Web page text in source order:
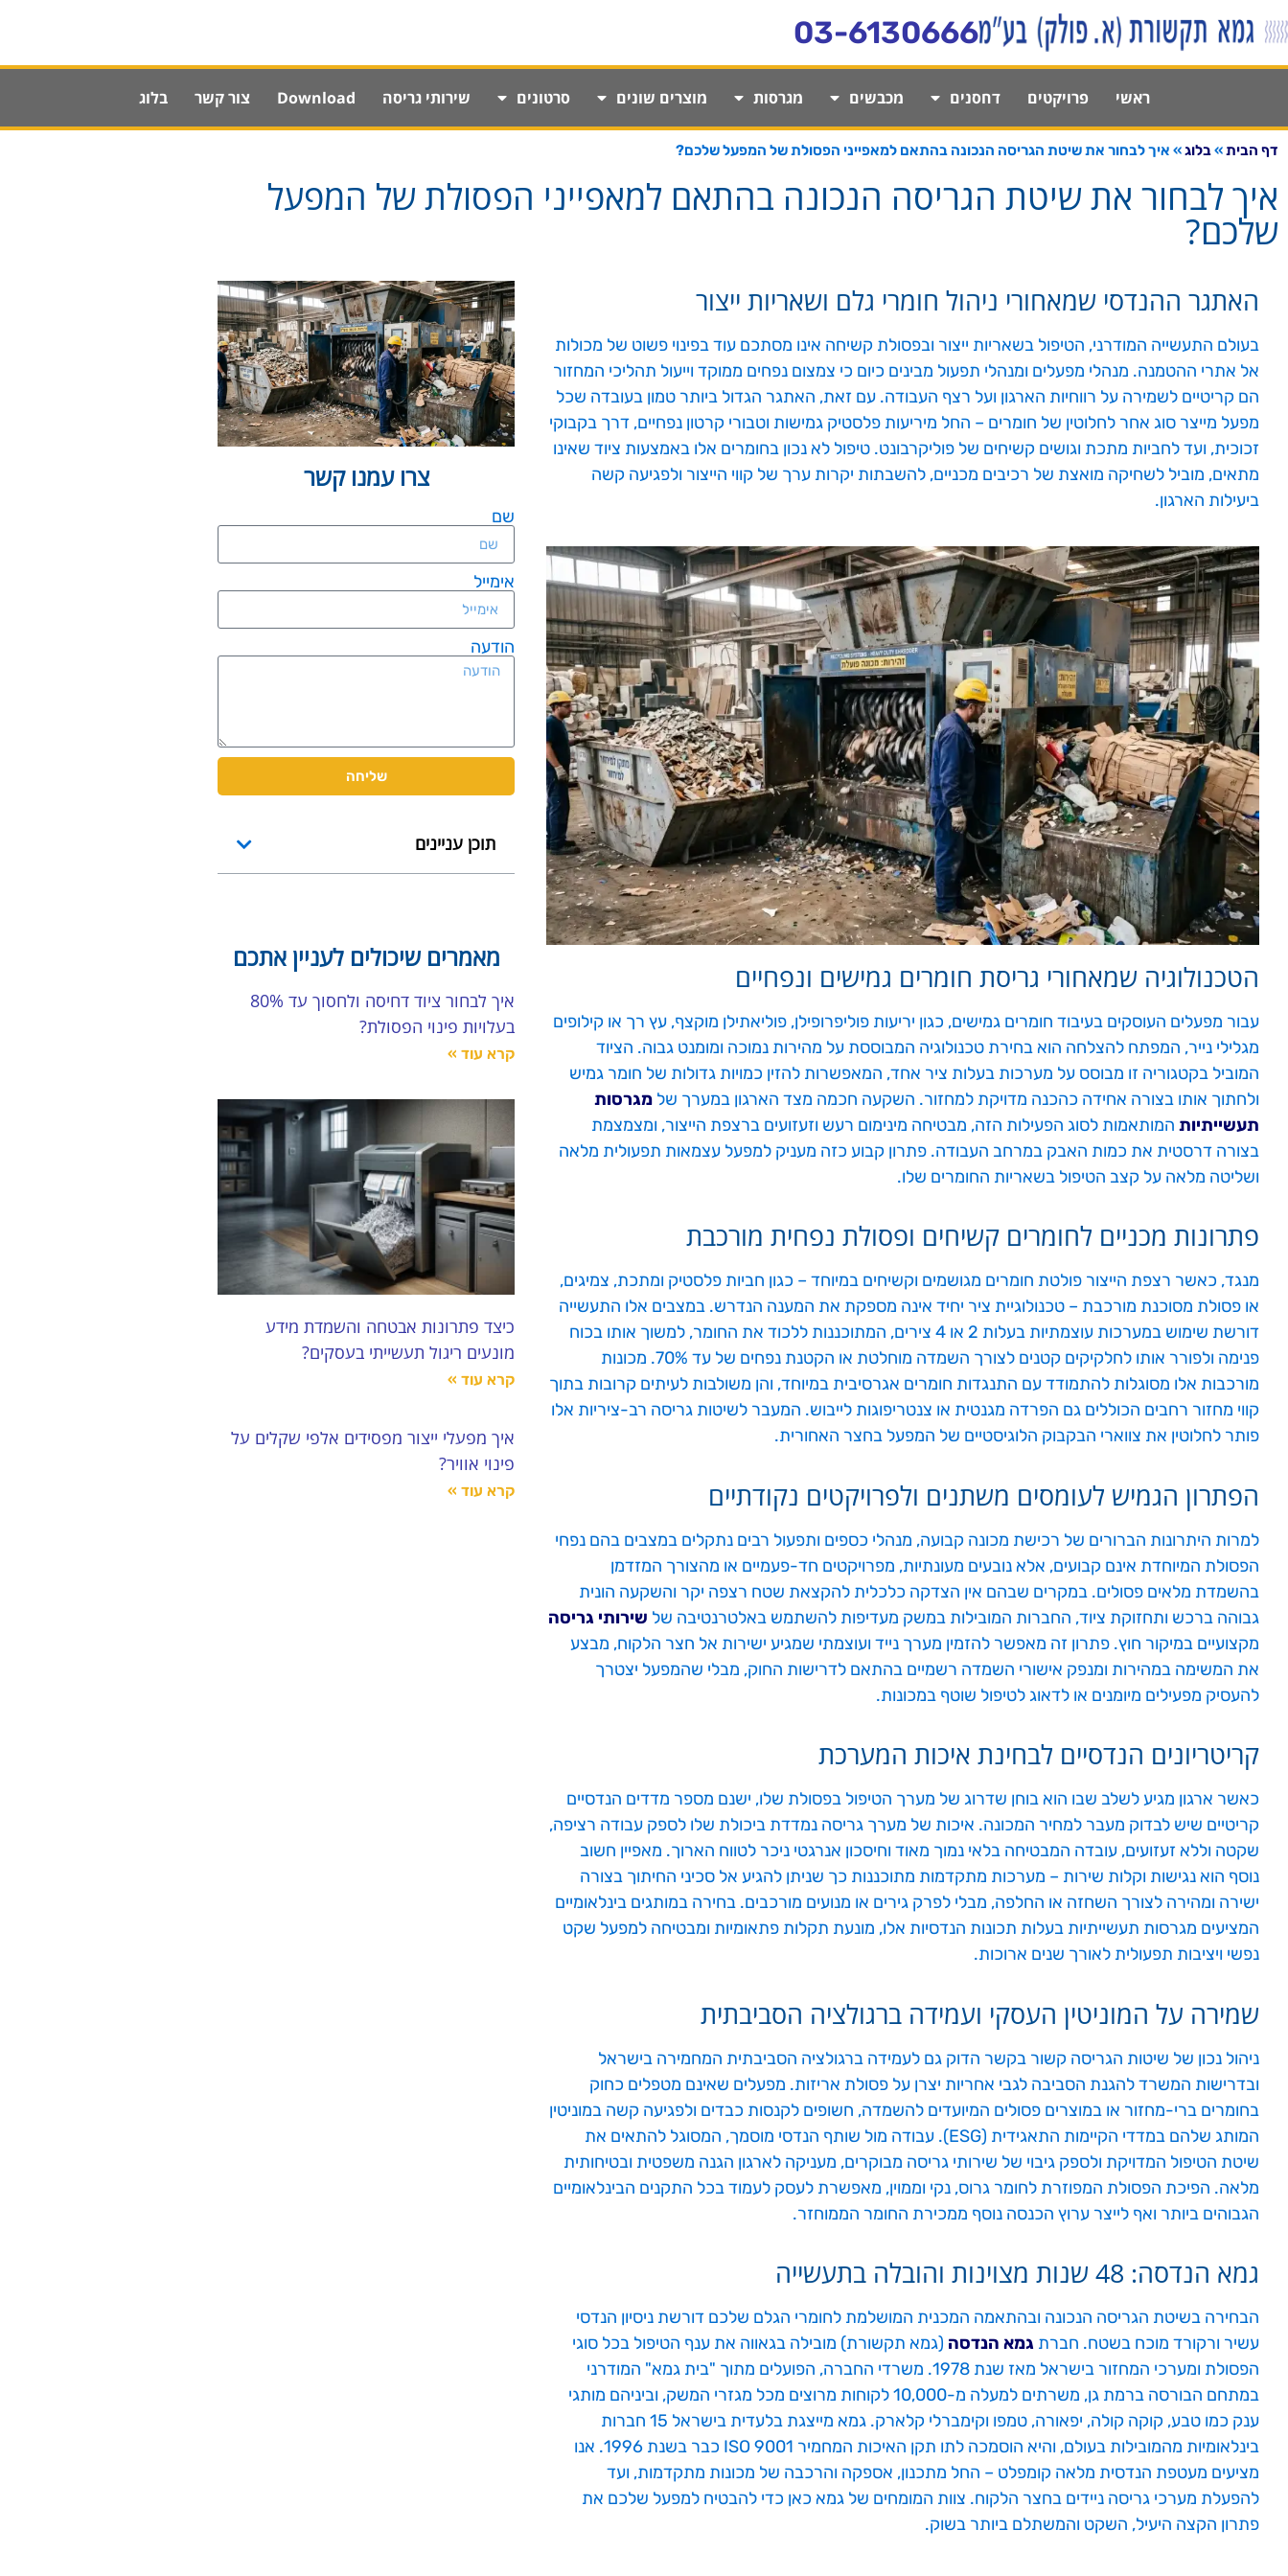
03-6130666
ראשי פרויקטים דחסנים מכבשים מגרסות מוצרים שונים סרטונים שירותי גריסה Download צור קשר בלוג
דף הבית»בלוג» איך לבחור את שיטת הגריסה הנכונה בהתאם למאפייני הפסולת של המפעל שלכם?
איך לבחור את שיטת הגריסה הנכונה בהתאם למאפייני הפסולת של המפעל
שלכם?
האתגר ההנדסי שמאחורי ניהול חומרי גלם ושאריות ייצור
בעולם התעשייה המודרני, הטיפול בשאריות ייצור ובפסולת קשיחה אינו מסתכם עוד בפינוי פשוט של מכולות
אל אתרי ההטמנה. מנהלי מפעלים ומנהלי תפעול מבינים כיום כי צמצום נפחים ממוקד וייעול תהליכי המחזור
הם קריטיים לשמירה על רווחיות הארגון ועל רצף העבודה. עם זאת, האתגר הגדול ביותר טמון בעובדה שכל
מפעל מייצר סוג אחר לחלוטין של חומרים – החל מיריעות פלסטיק גמישות וטבורי קרטון נפחיים, דרך בקבוקי
זכוכית, ועד לחביות מתכת וגושים קשיחים של פוליקרבונט. טיפול לא נכון בחומרים אלו באמצעות ציוד שאינו
מתאים, מוביל לשחיקה מואצת של רכיבים מכניים, להשבתות יקרות ערך של קווי הייצור ולפגיעה קשה
ביעילות הארגון.
הטכנולוגיה שמאחורי גריסת חומרים גמישים ונפחיים
עבור מפעלים העוסקים בעיבוד חומרים גמישים, כגון יריעות פוליפרופילן, פוליאתילן מוקצף, עץ רך או קילופים
מגלילי נייר, המפתח להצלחה הוא בחירת טכנולוגיה המבוססת על מהירות נמוכה ומומנט גבוה. הציוד
המוביל בקטגוריה זו מבוסס על מערכות בעלות ציר אחד, המאפשרות להזין כמויות גדולות של חומר גמיש
ולחתוך אותו בצורה אחידה כהכנה מדויקת למחזור. השקעה חכמה מצד הארגון במערך של מגרסות
תעשייתיות המותאמות לסוג הפעילות הזה, מבטיחה מינימום רעש וזעזועים ברצפת הייצור, ומצמצמת
בצורה דרסטית את כמות האבק במרחב העבודה. פתרון קבוע כזה מעניק למפעל עצמאות תפעולית מלאה
ושליטה מלאה על קצב הטיפול בשאריות החומרים שלו.
פתרונות מכניים לחומרים קשיחים ופסולת נפחית מורכבת
מנגד, כאשר רצפת הייצור פולטת חומרים מגושמים וקשיחים במיוחד – כגון חביות פלסטיק ומתכת, צמיגים,
או פסולת מסוכנת מורכבת – טכנולוגיית ציר יחיד אינה מספקת את המענה הנדרש. במצבים אלו התעשייה
דורשת שימוש במערכות עוצמתיות בעלות 2 או 4 צירים, המתוכננות ללכוד את החומר, למשוך אותו בכוח
פנימה ולפורר אותו לחלקיקים קטנים לצורך השמדה מוחלטת או הקטנת נפחים של עד 70%. מכונות
מורכבות אלו מסוגלות להתמודד עם התנגדות חומרים אגרסיבית במיוחד, והן משולבות לעיתים קרובות בתוך
קווי מחזור רחבים הכוללים גם הפרדה מגנטית או צנטריפוגות לייבוש. המעבר לשיטות גריסה רב-ציריות אלו
פותר לחלוטין את צווארי הבקבוק הלוגיסטיים של המפעל בחצר האחורית.
הפתרון הגמיש לעומסים משתנים ולפרויקטים נקודתיים
למרות היתרונות הברורים של רכישת מכונה קבועה, מנהלי כספים ותפעול רבים נתקלים במצבים בהם נפחי
הפסולת המיוחדת אינם קבועים, אלא נובעים מעונתיות, מפרויקטים חד-פעמיים או מהצורך המזדמן
בהשמדת מלאים פסולים. במקרים שבהם אין הצדקה כלכלית להקצאת שטח רצפה יקר והשקעה הונית
גבוהה ברכש ותחזוקת ציוד, החברות המובילות במשק מעדיפות להשתמש באלטרנטיבה של שירותי גריסה
מקצועיים במיקור חוץ. פתרון זה מאפשר להזמין מערך נייד ועוצמתי שמגיע ישירות אל חצר הלקוח, מבצע
את המשימה במהירות ומנפק אישורי השמדה רשמיים בהתאם לדרישות החוק, מבלי שהמפעל יצטרך
להעסיק מפעילים מיומנים או לדאוג לטיפול שוטף במכונות.
קריטריונים הנדסיים לבחינת איכות המערכת
כאשר ארגון מגיע לשלב שבו הוא בוחן שדרוג של מערך הטיפול בפסולת שלו, ישנם מספר מדדים הנדסיים
קריטיים שיש לבדוק מעבר למחיר המכונה. איכות של מערך גריסה נמדדת ביכולת שלו לספק עבודה רציפה,
שקטה וללא זעזועים, עובדה המבטיחה בלאי נמוך מאוד וחיסכון אנרגטי ניכר לטווח הארוך. מאפיין חשוב
נוסף הוא נגישות וקלות שירות – מערכות מתקדמות מתוכננות כך שניתן להגיע אל סכיני החיתוך בצורה
ישירה ומהירה לצורך השחזה או החלפה, מבלי לפרק גירים או מנועים מורכבים. בחירה במותגים בינלאומיים
המציעים מגרסות תעשייתיות בעלות תכונות הנדסיות אלו, מונעת תקלות פתאומיות ומבטיחה למפעל שקט
נפשי ויציבות תפעולית לאורך שנים ארוכות.
שמירה על המוניטין העסקי ועמידה ברגולציה הסביבתית
ניהול נכון של שיטות הגריסה קשור בקשר הדוק גם לעמידה ברגולציה הסביבתית המחמירה בישראל
ובדרישות המשרד להגנת הסביבה לגבי אחריות יצרן על פסולת אריזות. מפעלים שאינם מטפלים כחוק
בחומרים ברי-מחזור או במוצרים פסולים המיועדים להשמדה, חשופים לקנסות כבדים ולפגיעה קשה במוניטין
המותג שלהם במדדי הקיימות התאגידית (ESG). עבודה מול שותף הנדסי מוסמך, המסוגל להתאים את
שיטת הטיפול המדויקת ולספק גיבוי של שירותי גריסה מבוקרים, מעניקה לארגון הגנה משפטית ובטיחותית
מלאה. הפיכת הפסולת המפוזרת לחומר גרוס, נקי וממוין, מאפשרת לעסק לעמוד בכל התקנים הבינלאומיים
הגבוהים ביותר ואף לייצר ערוץ הכנסה נוסף ממכירת החומר הממוחזר.
גמא הנדסה: 48 שנות מצוינות והובלה בתעשייה
הבחירה בשיטת הגריסה הנכונה ובהתאמה המכנית המושלמת לחומרי הגלם שלכם דורשת ניסיון הנדסי
עשיר ורקורד מוכח בשטח. חברת גמא הנדסה (גמא תקשורת) מובילה בגאווה את ענף הטיפול בכל סוגי
הפסולת ומערכי המחזור בישראל מאז שנת 1978. משרדי החברה, הפועלים מתוך "בית גמא" המודרני
במתחם הבורסה ברמת גן, משרתים למעלה מ-10,000 לקוחות מרוצים מכל מגזרי המשק, וביניהם מותגי
ענק כמו טבע, קוקה קולה, יפאורה, טמפו וקימברלי קלארק. גמא מייצגת בלעדית בישראל 15 חברות
בינלאומיות מהמובילות בעולם, והיא הוסמכה לתו תקן האיכות המחמיר ISO 9001 כבר בשנת 1996. אנו
מציעים מעטפת הנדסית מלאה קומפלט – החל מתכנון, אספקה והרכבה של מכונות מתקדמות, ועד
להפעלת מערכי גריסה ניידים בחצר הלקוח. צוות המומחים של גמא כאן כדי להבטיח למפעל שלכם את
פתרון הקצה היעיל, השקט והמשתלם ביותר בשוק.
צרו עמנו קשר
שם
אימייל
הודעה
שליחה
תוכן עניינים
מאמרים שיכולים לעניין אתכם
איך לבחור ציוד דחיסה ולחסוך עד 80%
בעלויות פינוי הפסולת?
קרא עוד »
כיצד פתרונות אבטחה והשמדת מידע
מונעים ריגול תעשייתי בעסקים?
קרא עוד »
איך מפעלי ייצור מפסידים אלפי שקלים על
פינוי אוויר?
קרא עוד »